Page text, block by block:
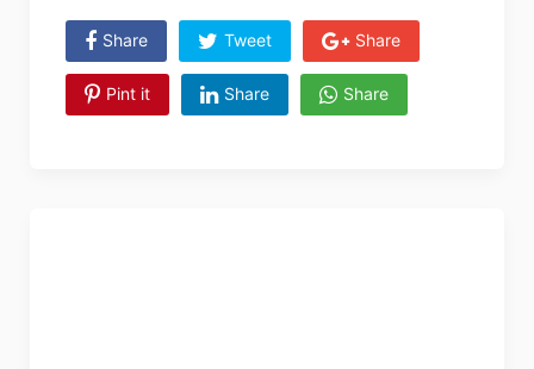
Share Tweet Share
Pint it Share Share